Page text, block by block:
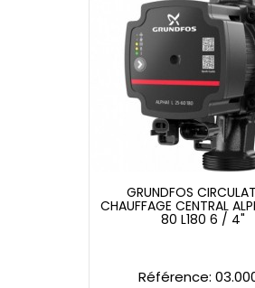
GRUNDFOS
GRUNDFOS
CHAUFFAGE CENTRAL
80 L180 6 / 4"
Référence: